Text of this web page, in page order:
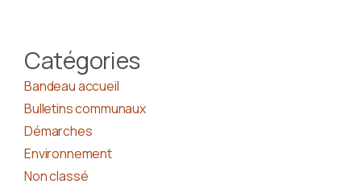
Catégories
Bandeau accueil
Bulletins communaux
Démarches
Environnement
Non classé